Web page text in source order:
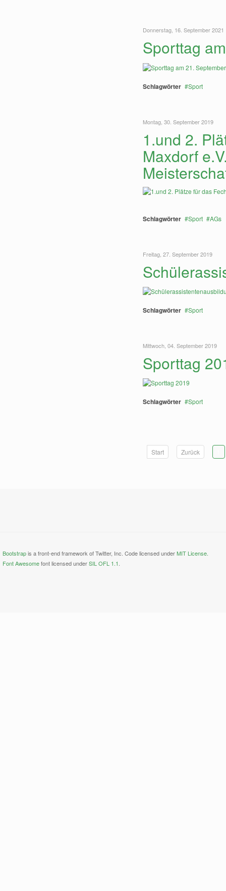
Donnerstag, 16. September 2021
Sporttag
Schlagwörter Sport
Montag, 30. September 2019
1.und 2.
Maxdorf
Schlagwörter Sport AGs
Freitag, 27. September 2019
Schlagwörter Sport
Mittwoch, 04. September 2019
Sporttag
Schlagwörter Sport
Start Zurück
Bootstrapis a front-end framework of Twitter, Inc. Code licensed underMIT License.
Font Awesomefont licensed underSIL OFL 1.1.